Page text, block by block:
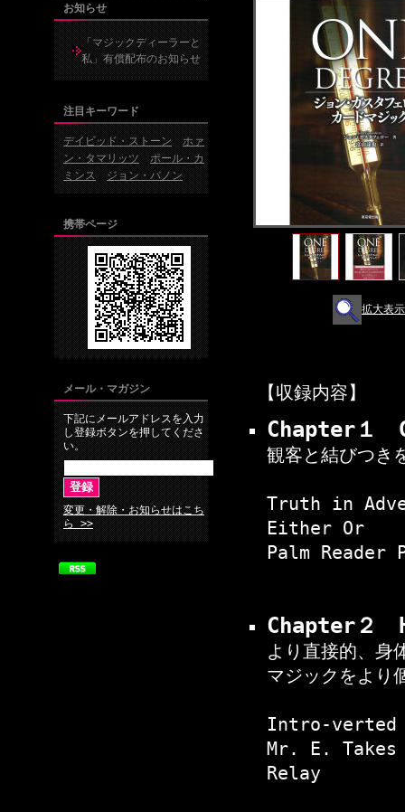
お知らせ
「マジックディーラーと
私」有償配布のお知らせ
注目キーワード
デイビッド・ストーン
ホァ
ン・タマリッツ
ポール・カ
ミンス
ジョン・バノン
携帯ページ
メール・マガジン
下記にメールアドレスを入力
し登録ボタンを押してくださ
い。
変更・解除・お知らせはこち
ら >>
拡大表示
【収録内容】
Chapter１
観客と結びつき
Truth in
Either Or
Palm Reader
Chapter２
より直接的、身
マジックをより
Intro-verted
Mr. E.
Relay